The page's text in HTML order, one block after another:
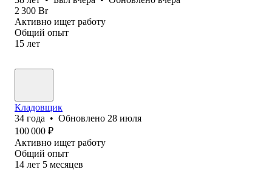
2 300 Br
Активно ищет работу
Общий опыт
15 лет
Кладовщик
34 года • Обновлено 28 июля
100 000 ₽
Активно ищет работу
Общий опыт
14 лет 5 месяцев